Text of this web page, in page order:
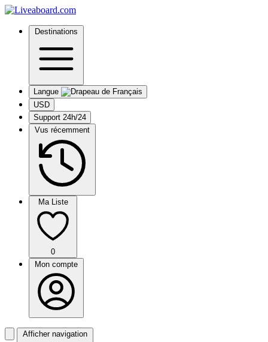
Destinations
Langue
USD
Support 24h/24
Vus récemment
Ma Liste
0
Mon compte
Afficher navigation